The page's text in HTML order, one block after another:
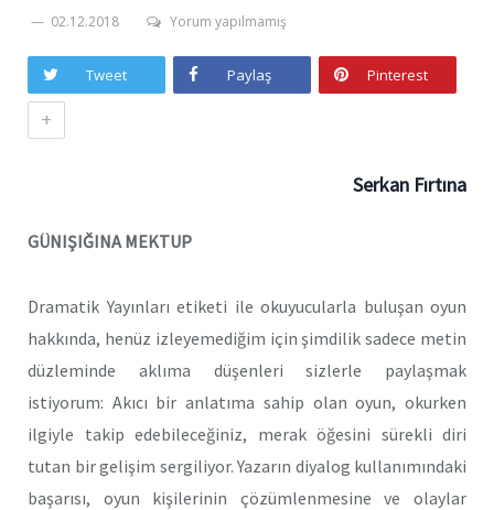
02.12.2018 Yorum yapılmamış
Tweet Paylaş Pinterest
+
Serkan Fırtına
GÜNIŞIĞINA MEKTUP
Dramatik Yayınları etiketi ile okuyucularla buluşan oyun
hakkında, henüz izleyemediğim için şimdilik sadece metin
düzleminde aklıma düşenleri sizlerle paylaşmak
istiyorum: Akıcı bir anlatıma sahip olan oyun, okurken
ilgiyle takip edebileceğiniz, merak öğesini sürekli diri
tutan bir gelişim sergiliyor. Yazarın diyalog kullanımındaki
başarısı, oyun kişilerinin çözümlenmesine ve olaylar